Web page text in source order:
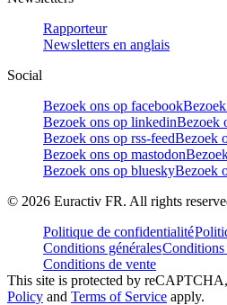
Rapporteur
Newsletters en anglais
Social
Bezoek ons op facebook
Bezoek ons op linkedinBezoek
Bezoek ons op rss-feedBezoek
Bezoek ons op mastodon
Bezoek ons op blueskyBezoek
© 2026 Euractiv FR. All rights
Politique de confidentialité
Conditions généralesConditions
Conditions de vente
This site is protected by
Policy and Terms of Service apply.